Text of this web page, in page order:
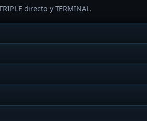
directo y TERMINAL.